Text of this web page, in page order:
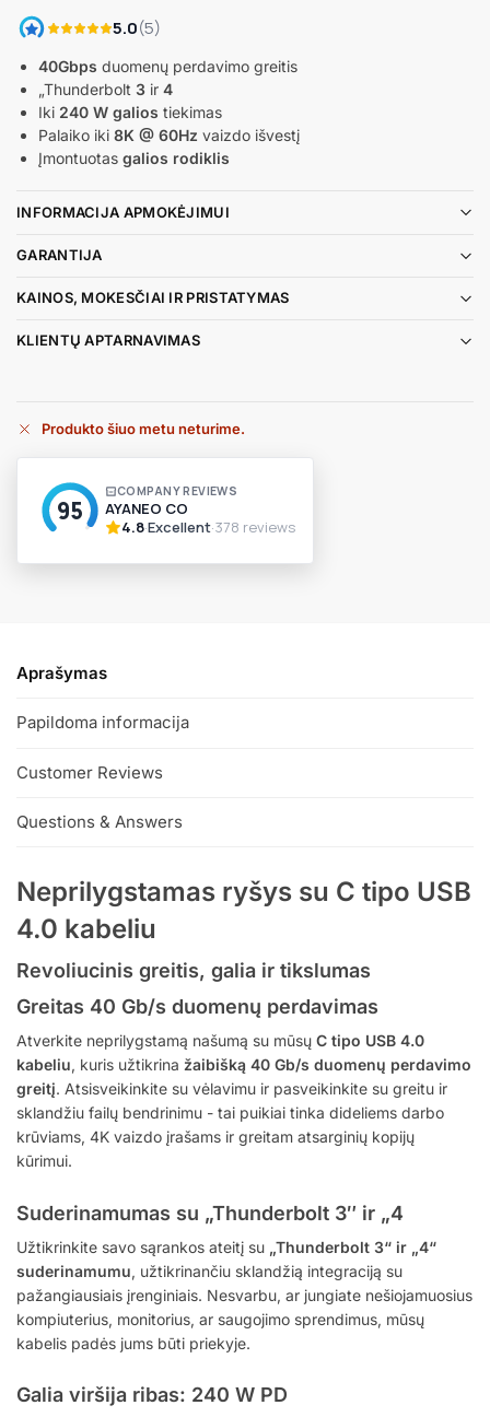
40Gbps duomenų perdavimo greitis
„Thunderbolt 3 ir 4
Iki 240 W galios tiekimas
Palaiko iki 8K @ 60Hz vaizdo išvestį
Įmontuotas galios rodiklis
INFORMACIJA APMOKĖJIMUI
GARANTIJA
KAINOS, MOKESČIAI IR PRISTATYMAS
KLIENTŲ APTARNAVIMAS
Produkto šiuo metu neturime.
v
:
Aprašymas
Papildoma informacija
Customer Reviews
Questions & Answers
Neprilygstamas ryšys su C tipo USB
4.0 kabeliu
Revoliucinis greitis, galia ir tikslumas
Greitas 40 Gb/s duomenų perdavimas
Atverkite neprilygstamą našumą su mūsų C tipo USB 4.0
kabeliu, kuris užtikrina žaibišką 40 Gb/s duomenų perdavimo
greitį. Atsisveikinkite su vėlavimu ir pasveikinkite su greitu ir
sklandžiu failų bendrinimu - tai puikiai tinka dideliems darbo
krūviams, 4K vaizdo įrašams ir greitam atsarginių kopijų
kūrimui.
Suderinamumas su „Thunderbolt 3″ ir „4
Užtikrinkite savo sąrankos ateitį su „Thunderbolt 3“ ir „4“
suderinamumu, užtikrinančiu sklandžią integraciją su
pažangiausiais įrenginiais. Nesvarbu, ar jungiate nešiojamuosius
kompiuterius, monitorius, ar saugojimo sprendimus, mūsų
kabelis padės jums būti priekyje.
Galia viršija ribas: 240 W PD